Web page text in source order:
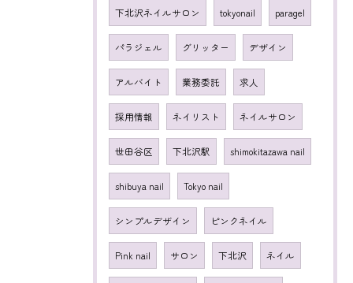
下北沢ネイルサロン tokyonail paragel
パラジェル グリッター デザイン
アルバイト 業務委託 求人
採用情報 ネイリスト ネイルサロン
世田谷区 下北沢駅 shimokitazawa nail
shibuya nail Tokyo nail
シンプルデザイン ピンクネイル
Pink nail サロン 下北沢 ネイル